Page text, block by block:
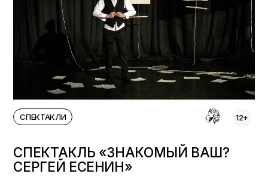
СПЕКТАКЛИ 12+
СПЕКТАКЛЬ «ЗНАКОМЫЙ ВАШ?
СЕРГЕЙ ЕСЕНИН»